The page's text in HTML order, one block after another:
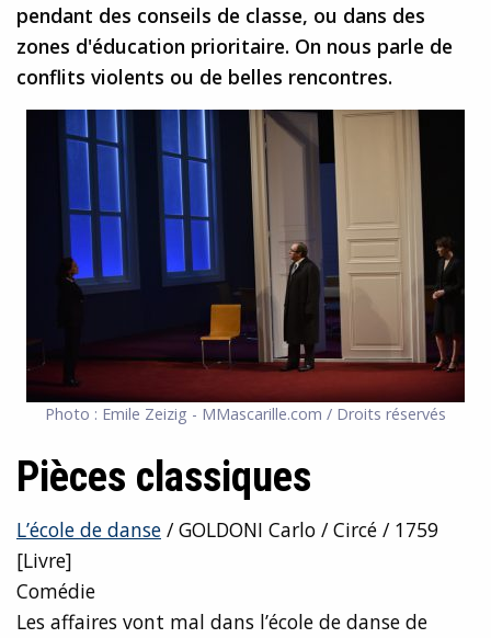
pendant des conseils de classe, ou dans des
zones d'éducation prioritaire. On nous parle de
conflits violents ou de belles rencontres.
Photo : Emile Zeizig - MMascarille.com / Droits réservés
Pièces classiques
L’école de danse / GOLDONI Carlo / Circé / 1759
[Livre]
Comédie
Les affaires vont mal dans l’école de danse de